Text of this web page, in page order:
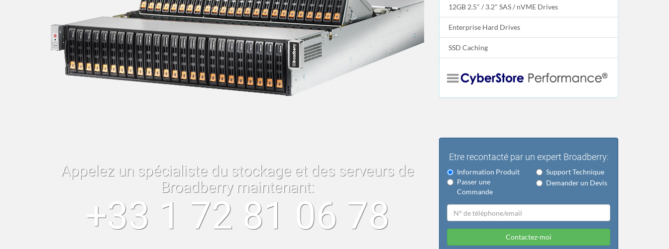
12GB 2.5" / 3.2" SAS / nVME Drives
Enterprise Hard Drives
SSD Caching
Appelez un spécialiste du stockage et des serveurs de
Broadberry maintenant:
+33 1 72 81 06 78
Etre recontacté par un expert Broadberry:
Information Produit
Support Technique
Passer une
Commande
Demander un Devis
Contactez-moi